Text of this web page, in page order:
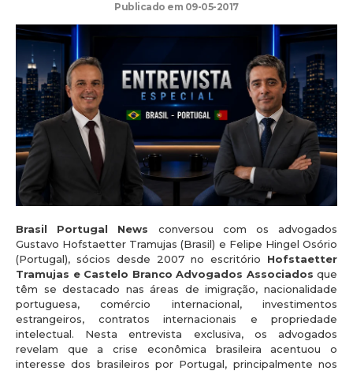
Publicado em 09-05-2017
Brasil Portugal News conversou com os advogados
Gustavo Hofstaetter Tramujas (Brasil) e Felipe Hingel Osório
(Portugal), sócios desde 2007 no escritório Hofstaetter
Tramujas e Castelo Branco Advogados Associados que
têm se destacado nas áreas de imigração, nacionalidade
portuguesa, comércio internacional, investimentos
estrangeiros, contratos internacionais e propriedade
intelectual. Nesta entrevista exclusiva, os advogados
revelam que a crise econômica brasileira acentuou o
interesse dos brasileiros por Portugal, principalmente nos